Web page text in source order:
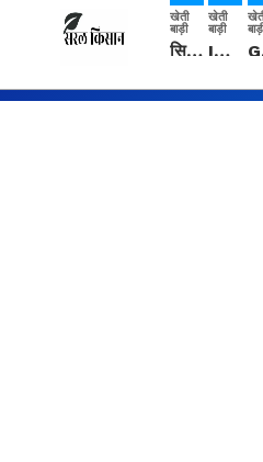
खेती
बाड़ी
सिरसा: कृषि विज्ञान केंद्र की बैठक में फसल बीमा विधि कारण व कृषि उद्यमिता बढ़ावा देने पर चर्चा
खेती
बाड़ी
IMD: राजस्थान में प्री-मानसून की सामान्य से 74% अधिक बारिश, दस्तक में देरी और मानसून कमजोर रहेगा